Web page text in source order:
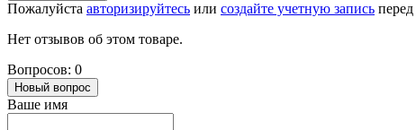
Пожалуйста авторизируйтесь или создайте учетную запись
Нет отзывов об этом товаре.
Вопросов: 0
Новый вопрос
Ваше имя